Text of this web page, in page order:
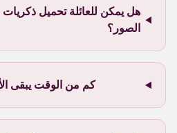
هل يمكن للعائلة تحميل
الصور؟
كم من الوقت يبقى